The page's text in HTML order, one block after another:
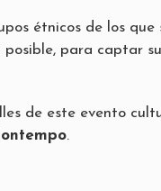
étnicos de los que
para captar
de este evento
.